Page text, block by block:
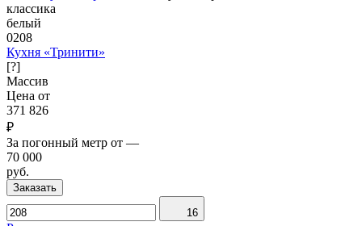
классика
белый
0208
Кухня «Тринити»
[?]
Массив
Цена от
371 826
₽
За погонный метр от —
70 000
руб.
Заказать
16